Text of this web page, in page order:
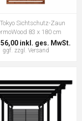
Sichtschutz-Zaun
83 x 180 cm
inkl. ges. MwSt.
ggf. zzgl. Versand